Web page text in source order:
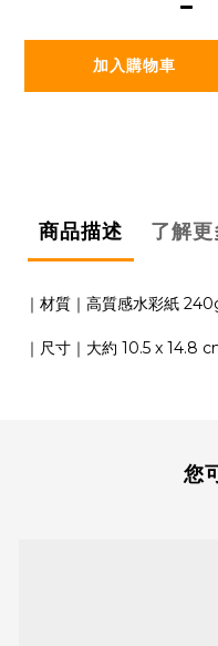
加入購物車
商品描述 了解更
｜材質｜高質感水彩紙
｜尺寸｜大約 10.5 x 14.8
您